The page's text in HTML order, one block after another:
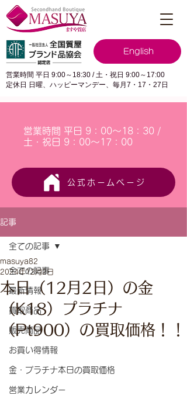
English
営業時間 平日 9:00～18:30 / 土・祝日 9:00～17:00
定休日 日曜、ハッピーマンデー、毎月7・17・27日
営業時間 平日 9：00～18：30 /
土・祝日 9：00～17：00
公式ホームページ
記事
全ての記事
最新情報
買取商品
販売商品
お買い得情報
金・プラチナ本日の買取価格
営業カレンダー
全ての記事
本日（12月2日）の金
（K18）プラチナ
（Pt900）の買取価格！！
masuya82
2024年12月2日